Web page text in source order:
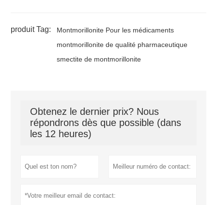
produit Tag:
Montmorillonite Pour les médicaments
montmorillonite de qualité pharmaceutique
smectite de montmorillonite
Obtenez le dernier prix? Nous
répondrons dès que possible (dans
les 12 heures)